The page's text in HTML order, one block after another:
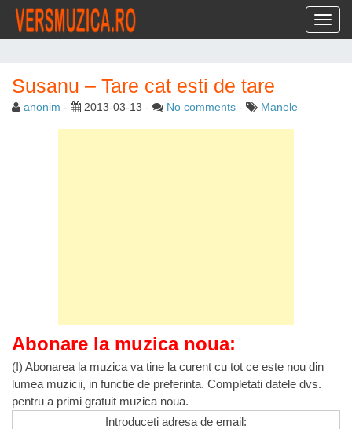
Susanu – Tare cat esti de tare
anonim - 2013-03-13 - No comments - Manele
Abonare la muzica noua:
(!) Abonarea la muzica va tine la curent cu tot ce este nou din
lumea muzicii, in functie de preferinta. Completati datele dvs.
pentru a primi gratuit muzica noua.
Introduceti adresa de email: